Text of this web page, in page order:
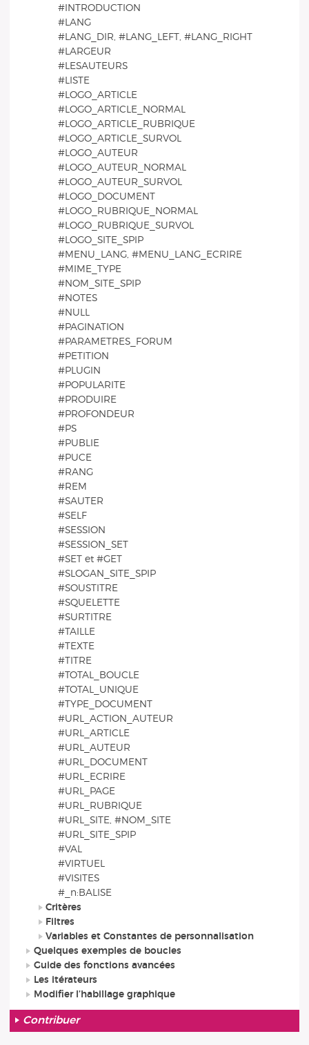
#INTRODUCTION
#LANG
#LANG_DIR, #LANG_LEFT, #LANG_RIGHT
#LARGEUR
#LESAUTEURS
#LISTE
#LOGO_ARTICLE
#LOGO_ARTICLE_NORMAL
#LOGO_ARTICLE_RUBRIQUE
#LOGO_ARTICLE_SURVOL
#LOGO_AUTEUR
#LOGO_AUTEUR_NORMAL
#LOGO_AUTEUR_SURVOL
#LOGO_DOCUMENT
#LOGO_RUBRIQUE_NORMAL
#LOGO_RUBRIQUE_SURVOL
#LOGO_SITE_SPIP
#MENU_LANG, #MENU_LANG_ECRIRE
#MIME_TYPE
#NOM_SITE_SPIP
#NOTES
#NULL
#PAGINATION
#PARAMETRES_FORUM
#PETITION
#PLUGIN
#POPULARITE
#PRODUIRE
#PROFONDEUR
#PS
#PUBLIE
#PUCE
#RANG
#REM
#SAUTER
#SELF
#SESSION
#SESSION_SET
#SET et #GET
#SLOGAN_SITE_SPIP
#SOUSTITRE
#SQUELETTE
#SURTITRE
#TAILLE
#TEXTE
#TITRE
#TOTAL_BOUCLE
#TOTAL_UNIQUE
#TYPE_DOCUMENT
#URL_ACTION_AUTEUR
#URL_ARTICLE
#URL_AUTEUR
#URL_DOCUMENT
#URL_ECRIRE
#URL_PAGE
#URL_RUBRIQUE
#URL_SITE, #NOM_SITE
#URL_SITE_SPIP
#VAL
#VIRTUEL
#VISITES
#_n:BALISE
Critères
Filtres
Variables et Constantes de personnalisation
Quelques exemples de boucles
Guide des fonctions avancées
Les itérateurs
Modifier l’habillage graphique
Contribuer